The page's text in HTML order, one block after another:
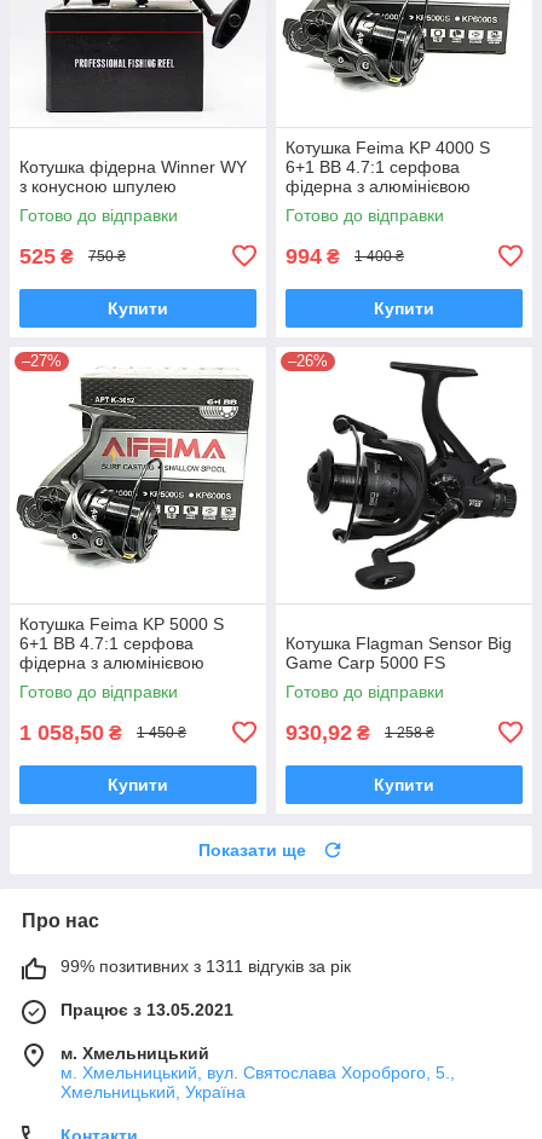
Котушка фідерна Winner WY
з конусною шпулею
Готово до відправки
525 ₴ 750 ₴
Купити
Котушка Feima KP 4000 S
6+1 BB 4.7:1 серфова
фідерна з алюмінієвою
мілкою шпулею для дальніх
закидів
Готово до відправки
994 ₴ 1 400 ₴
Купити
–27%
Котушка Feima KP 5000 S
6+1 BB 4.7:1 серфова
фідерна з алюмінієвою
мілкою шпулею для дальніх
закидів
Готово до відправки
1 058,50 ₴ 1 450 ₴
Купити
–26%
Котушка Flagman Sensor Big
Game Carp 5000 FS
Готово до відправки
930,92 ₴ 1 258 ₴
Купити
Показати ще
Про нас
99% позитивних з 1311 відгуків за рік
Працює з 13.05.2021
м. Хмельницький
м. Хмельницький, вул. Святослава Хороброго, 5.,
Хмельницький, Україна